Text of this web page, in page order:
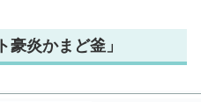
豪炎かまど釜」